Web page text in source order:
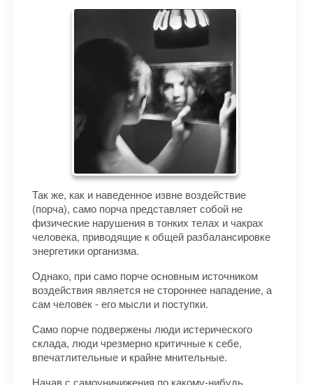
Так же, как и наведенное извне воздействие
(порча), само порча представляет собой не
физические нарушения в тонких телах и чакрах
человека, приводящие к общей разбалансировке
энергетики организма.
Однако, при само порче основным источником
воздействия является не стороннее нападение, а
сам человек - его мысли и поступки.
Само порче подвержены люди истерического
склада, люди чрезмерно критичные к себе,
впечатлительные и крайне мнительные.
Начав с самоуничижения по какому-нибудь